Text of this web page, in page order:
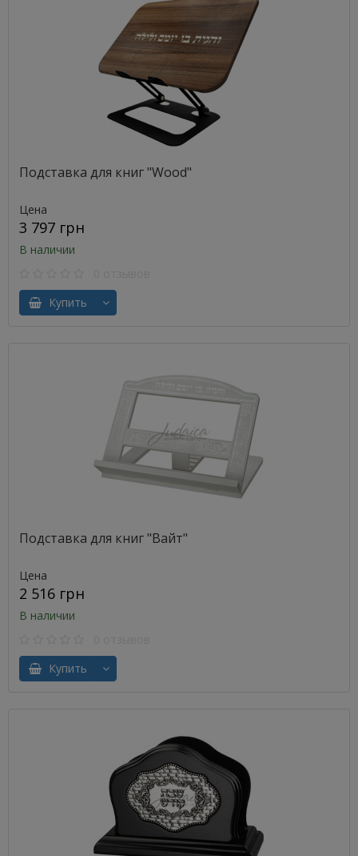
Подставка для книг "Wood"
Цена
3 797 грн
В наличии
Купить
Подставка для книг "Вайт"
Цена
2 516 грн
В наличии
Купить